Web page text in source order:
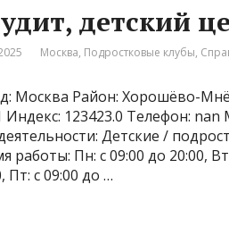
детский
Москва, Подростковые клубы,
Москва Район: Хорошёво-
Индекс: 123423.0 Телефон:
Детские /
работы: Пн: с 09:00 до 20:00,
Пт: с 09:00 до …